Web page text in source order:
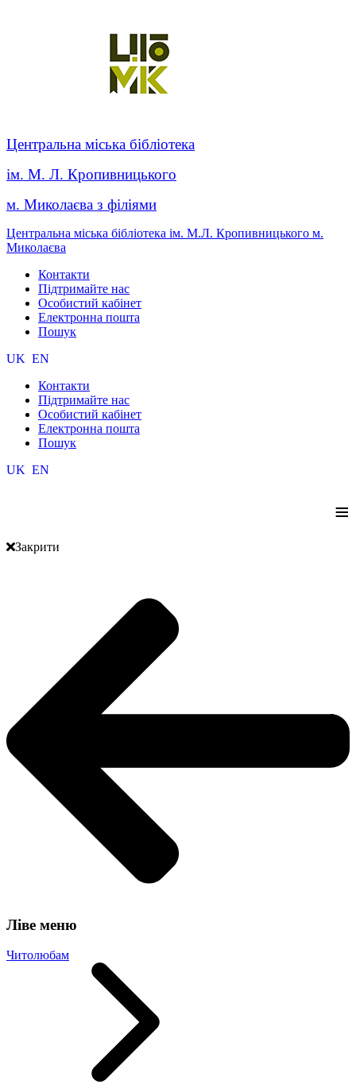
Центральна міська бібліотека
ім. М. Л. Кропивницького
м. Миколаєва з філіями
Центральна міська бібліотека ім. М.Л. Кропивницького м.
Миколаєва
Контакти
Підтримайте нас
Особистий кабінет
Електронна пошта
Пошук
UK EN
Контакти
Підтримайте нас
Особистий кабінет
Електронна пошта
Пошук
UK EN
≡
Закрити
Ліве меню
Читолюбам